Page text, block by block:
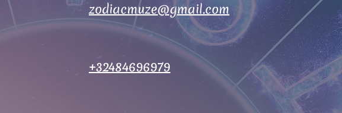
zodiacmuze@gmail.com
+32484696979